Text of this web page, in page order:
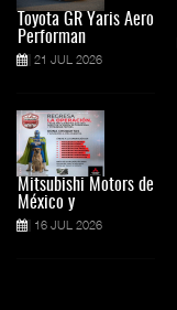
Toyota GR Yaris Aero
Performan
21 JUL 2026
Mitsubishi Motors de
México y
16 JUL 2026